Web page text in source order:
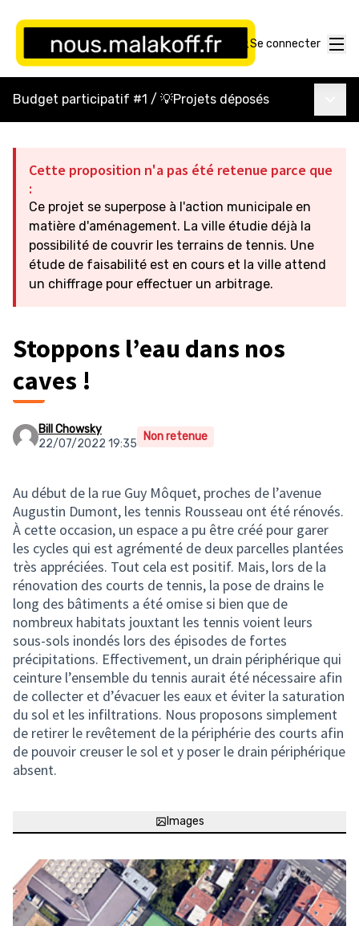
Se connecter
Budget participatif #1 / 💡Projets déposés
Cette proposition n'a pas été retenue parce que
:
Ce projet se superpose à l'action municipale en
matière d'aménagement. La ville étudie déjà la
possibilité de couvrir les terrains de tennis. Une
étude de faisabilité est en cours et la ville attend
un chiffrage pour effectuer un arbitrage.
Stoppons l’eau dans nos
caves !
Bill Chowsky
22/07/2022 19:35
Non retenue
Au début de la rue Guy Môquet, proches de l’avenue
Augustin Dumont, les tennis Rousseau ont été rénovés.
À cette occasion, un espace a pu être créé pour garer
les cycles qui est agrémenté de deux parcelles plantées
très appréciées. Tout cela est positif. Mais, lors de la
rénovation des courts de tennis, la pose de drains le
long des bâtiments a été omise si bien que de
nombreux habitats jouxtant les tennis voient leurs
sous-sols inondés lors des épisodes de fortes
précipitations. Effectivement, un drain périphérique qui
ceinture l’ensemble du tennis aurait été nécessaire afin
de collecter et d’évacuer les eaux et éviter la saturation
du sol et les infiltrations. Nous proposons simplement
de retirer le revêtement de la périphérie des courts afin
de pouvoir creuser le sol et y poser le drain périphérique
absent.
Images